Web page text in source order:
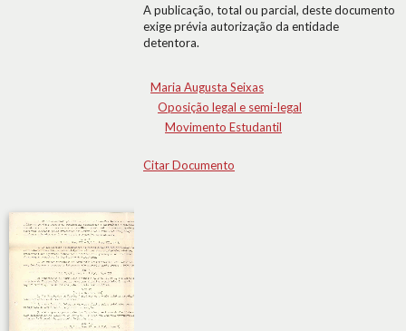
A publicação, total ou parcial, deste documento
exige prévia autorização da entidade
detentora.
Maria Augusta Seixas
Oposição legal e semi-legal
Movimento Estudantil
Citar Documento